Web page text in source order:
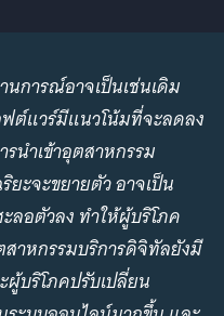
ารณ์อาจเป็นเช่นเดิม
ต์แวร์มีแนวโน้มที่จะลดลง
นำเข้าอุตสาหกรรม
ะจะขยายตัว อาจเป็น
ลอตัวลง ทำให้ผู้บริโภค
าหกรรมบริการดิจิทัลยังมี
ผู้บริโภคปรับเปลี่ยน